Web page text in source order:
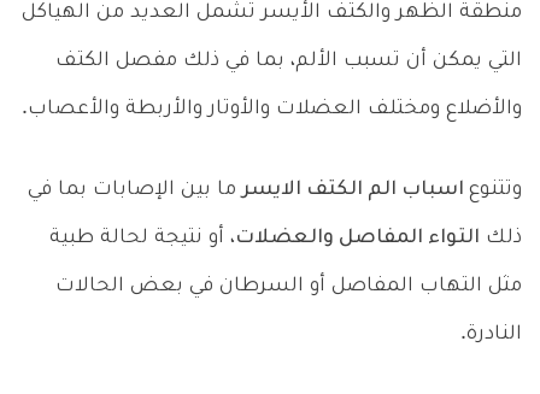
منطقة الظهر والكتف الأيسر تشمل العديد من الهياكل
التي يمكن أن تسبب الألم، بما في ذلك مفصل الكتف
والأضلاع ومختلف العضلات والأوتار والأربطة والأعصاب.
وتتنوع اسباب الم الكتف الايسرما بين الإصابات بما في
ذلك التواء المفاصل والعضلات، أو نتيجة لحالة طبية
مثل التهاب المفاصل أو السرطان في بعض الحالات
النادرة.